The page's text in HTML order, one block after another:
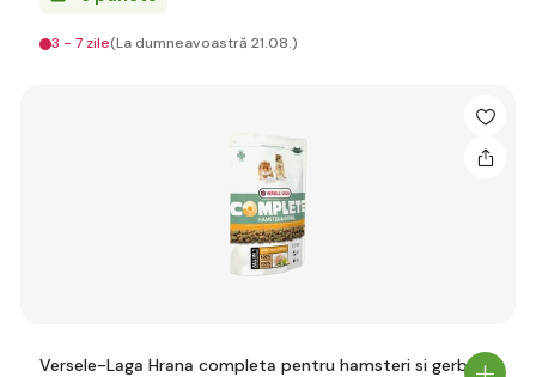
3 - 7 zile(La dumneavoastră 21.08.)
Versele-Laga Hrana completa pentru hamsteri si gerbili